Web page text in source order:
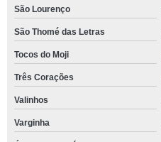
São Lourenço
São Thomé das Letras
Tocos do Moji
Três Corações
Valinhos
Varginha